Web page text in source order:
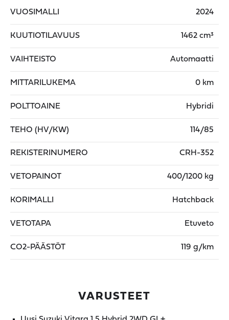
VUOSIMALLI 2024
KUUTIOTILAVUUS 1462 cm³
VAIHTEISTO Automaatti
MITTARILUKEMA 0 km
POLTTOAINE Hybridi
TEHO (HV/KW) 114/85
REKISTERINUMERO CRH-352
VETOPAINOT 400/1200 kg
KORIMALLI Hatchback
VETOTAPA Etuveto
CO2-PÄÄSTÖT 119 g/km
VARUSTEET